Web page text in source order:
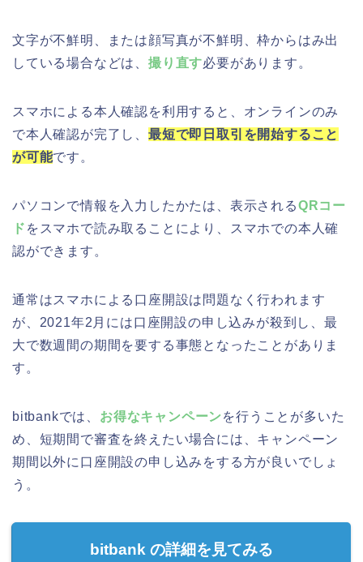
文字が不鮮明、または顔写真が不鮮明、枠からはみ出
している場合などは、 撮り直す必要があります。
スマホによる本人確認を利用すると、オンラインのみ
で本人確認が完了し、 最短で即日取引を開始すること
が可能です。
パソコンで情報を入力したかたは、表示されるQRコー
ド をスマホで読み取ることにより、スマホでの本人確
認ができます。
通常はスマホによる口座開設は問題なく行われます
が、2021年2月には口座開設の申し込みが殺到し、最
大で数週間の期間を要する事態となったことがありま
す。
bitbankでは、 お得なキャンペーン を行うことが多いた
め、短期間で審査を終えたい場合には、キャンペーン
期間以外に口座開設の申し込みをする方が良いでしょ
う。
bitbank の詳細を見てみる